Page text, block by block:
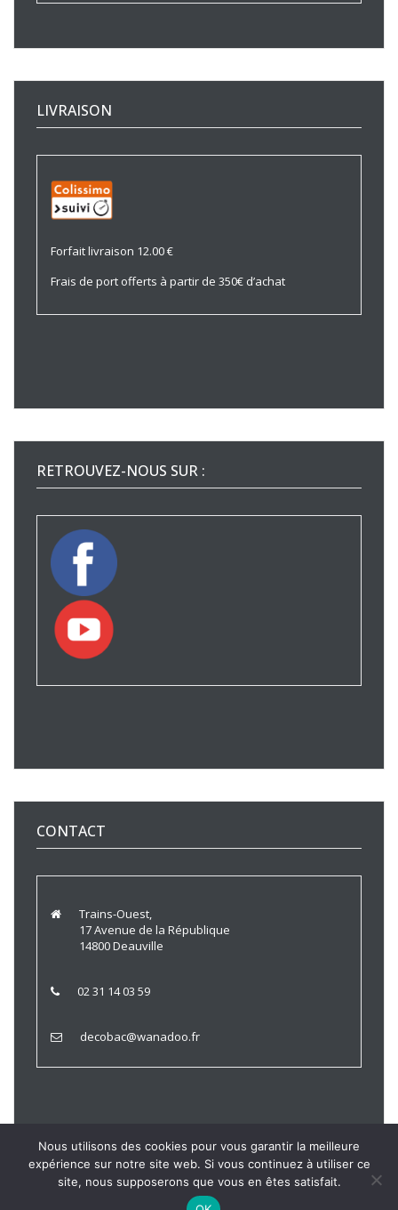
LIVRAISON
Forfait livraison 12.00 €
Frais de port offerts à partir de 350€ d’achat
RETROUVEZ-NOUS SUR :
CONTACT
Trains-Ouest,
17 Avenue de la République
14800 Deauville
02 31 14 03 59
decobac@wanadoo.fr
Trains Ouest © 2021 |Politique de Confidentialité| Mentions
Légales
Nous utilisons des cookies pour vous garantir la meilleure
expérience sur notre site web. Si vous continuez à utiliser ce
site, nous supposerons que vous en êtes satisfait.